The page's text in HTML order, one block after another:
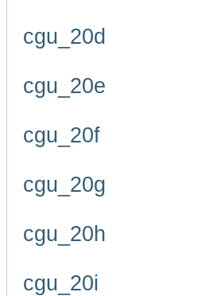
cgu_20d
cgu_20e
cgu_20f
cgu_20g
cgu_20h
cgu_20i